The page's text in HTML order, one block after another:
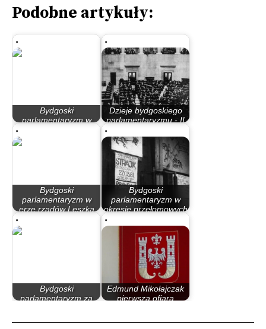
Podobne artykuły:
Bydgoski
parlamentaryzm w
Dzieje bydgoskiego
parlamentaryzmu - II
Bydgoski
parlamentaryzm w
erze rządów Leszka
Bydgoski
parlamentaryzm w
okresie przełomowych
Bydgoski
parlamentaryzm za
Edmund Mikołajczak
pierwszą ofiarą